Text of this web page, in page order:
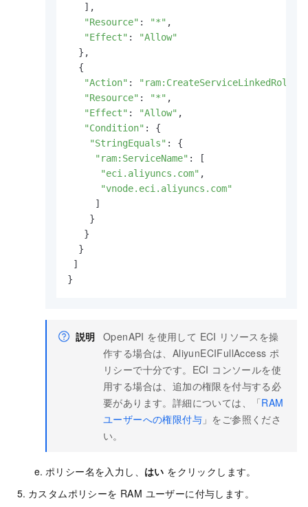
   ],
"Resource" : "*" ,
"Effect" :
"Allow"
  },
  {
"Action" : "ram:CreateServiceLinkedRole"
"Resource" : "*" ,
"Effect" : "Allow" ,
"Condition" : {
"StringEquals" : {
"ram:ServiceName" : [
"eci.aliyuncs.com" ,
"vnode.eci.aliyuncs.com"
     ]
    }
   }
  }
]
}
説明 OpenAPI を使用して ECI リソースを操
作する場合は、AliyunECIFullAccess ポ
リシーで十分です。ECI コンソールを使
用する場合は、追加の権限を付与する必
要があります。詳細については、「RAM
ユーザーへの権限付与 」をご参照くださ
い。
ポリシー名を入力し、 はい をクリックします。
カスタムポリシーを RAM ユーザーに付与します。